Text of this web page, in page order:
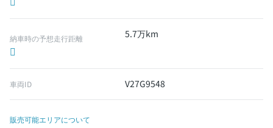
納車時の予想走行距離 5.7万km
車両ID V27G9548
販売可能エリアについて